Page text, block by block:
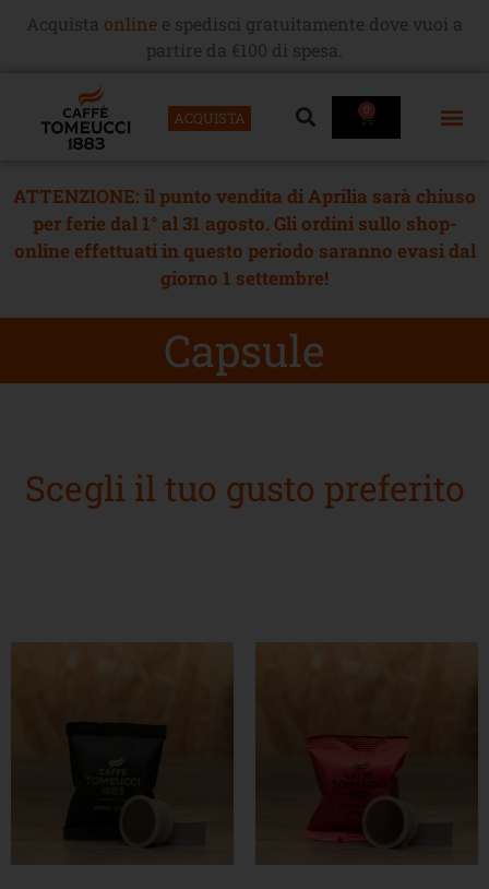
Acquista online e spedisci gratuitamente dove vuoi a
partire da €100 di spesa.
ACQUISTA 0
ATTENZIONE: il punto vendita di Aprilia sarà chiuso
per ferie dal 1° al 31 agosto. Gli ordini sullo shop-
online effettuati in questo periodo saranno evasi dal
giorno 1 settembre!
Capsule
Scegli il tuo gusto preferito